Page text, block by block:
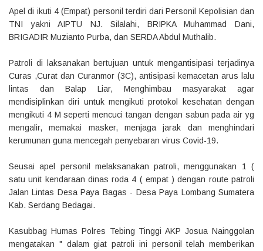
Apel di ikuti 4 (Empat) personil terdiri dari Personil Kepolisian dan
TNI yakni AIPTU NJ. Silalahi, BRIPKA Muhammad Dani,
BRIGADIR Muzianto Purba, dan SERDA Abdul Muthalib.
Patroli di laksanakan bertujuan untuk mengantisipasi terjadinya
Curas ,Curat dan Curanmor (3C), antisipasi kemacetan arus lalu
lintas dan Balap Liar, Menghimbau masyarakat agar
mendisiplinkan diri untuk mengikuti protokol kesehatan dengan
mengikuti 4 M seperti mencuci tangan dengan sabun pada air yg
mengalir, memakai masker, menjaga jarak dan menghindari
kerumunan guna mencegah penyebaran virus Covid-19.
Seusai apel personil melaksanakan patroli, menggunakan 1 (
satu unit kendaraan dinas roda 4 ( empat ) dengan route patroli
Jalan Lintas Desa Paya Bagas - Desa Paya Lombang Sumatera
Kab. Serdang Bedagai.
Kasubbag Humas Polres Tebing Tinggi AKP Josua Nainggolan
mengatakan " dalam giat patroli ini personil telah memberikan